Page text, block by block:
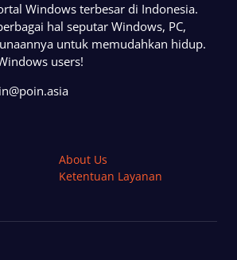
Windows terbesar di Indonesia.
hal seputar Windows, PC,
untuk memudahkan hidup.
users!
About Us
Ketentuan Layanan